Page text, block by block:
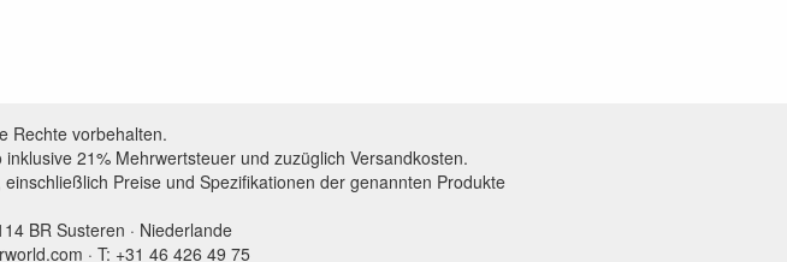
Rechte vorbehalten.
21% Mehrwertsteuer und zuzüglich Versandkosten.
Preise und Spezifikationen der genannten Produkte
BR Susteren · Niederlande
· T: +31 46 426 49 75